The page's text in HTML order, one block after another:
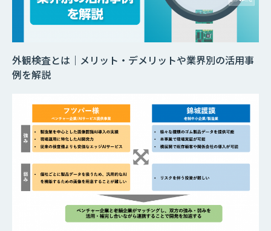
外観検査とは｜メリット・デメリットや業界別の活用事
例を解説